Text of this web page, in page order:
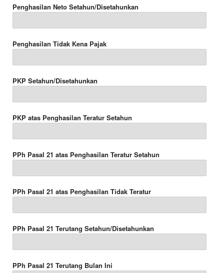
Penghasilan Neto Setahun/Disetahunkan
Penghasilan Tidak Kena Pajak
PKP Setahun/Disetahunkan
PKP atas Penghasilan Teratur Setahun
PPh Pasal 21 atas Penghasilan Teratur Setahun
PPh Pasal 21 atas Penghasilan Tidak Teratur
PPh Pasal 21 Terutang Setahun/Disetahunkan
PPh Pasal 21 Terutang Bulan Ini